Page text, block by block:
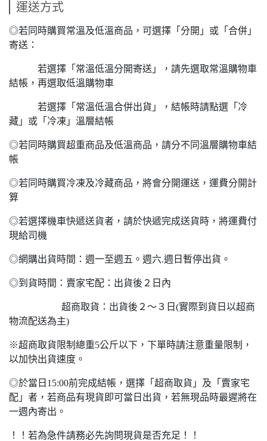
運送方式
◎若同時購買常溫及低溫商品，可選擇「分開」或「合併」
寄送：
若選擇「常溫低溫分開寄送」，請先選取常溫購物車
結帳，再選取低溫購物車
若選擇「常溫低溫合併出貨」，結帳時請點選「冷
藏」或「冷凍」溫層結帳
◎若同時購買超重商品及低溫商品，請分不同溫層購物車結
帳
◎若同時購買冷凍及冷藏商品，將會分開運送，運費分開計
算
◎若選擇機車快遞送貨者，請於快遞完成送貨時，將運費付
現給司機
◎網購出貨時間：週一至週五。週六.週日暫停出貨。
◎到貨時間：賣家宅配：出貨後２日內
超商取貨：出貨後２～３日(實際到貨日以超商
物流配送為主)
※超商取貨限制總重5公斤以下，下單時請注意重量限制，
以加快出貨速度。
◎於當日15:00前完成結帳，選擇「超商取貨」及「賣家宅
配」者，若商品有現貨即可當日出貨，若無現品時最遲將在
一週內寄出。
！！若為急件請務必先詢問現貨是否充足！！